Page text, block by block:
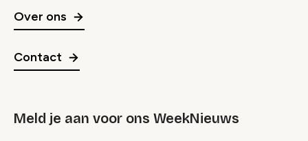
Over ons
Contact
Meld je aan voor ons WeekNieuws